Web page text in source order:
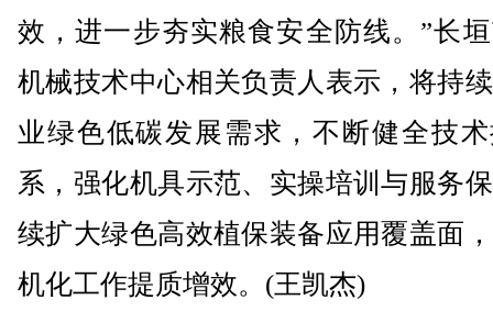
效，进一步夯实粮食安全防线。”长
机械技术中心相关负责人表示，将持
业绿色低碳发展需求，不断健全技
系，强化机具示范、实操培训与服务
续扩大绿色高效植保装备应用覆盖面
机化工作提质增效。(王凯杰)